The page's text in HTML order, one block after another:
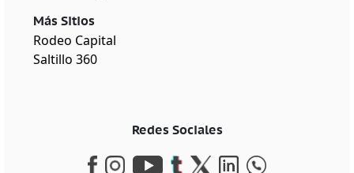
Más Sitios
Rodeo Capital
Saltillo 360
Redes Sociales